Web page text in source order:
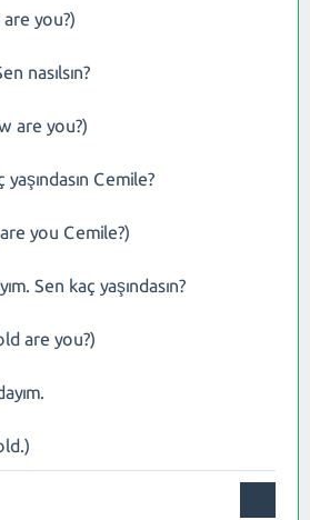
you?)
nasılsın?
are you?)
Cemile?
you Cemile?)
Sen kaç yaşındasın?
are you?)